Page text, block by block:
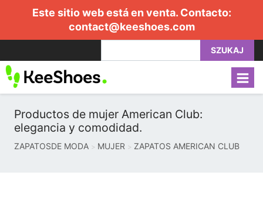
Este sitio web está en venta. Contacto:
contact@keeshoes.com
SZUKAJ
Productos de mujer American Club:
elegancia y comodidad.
ZAPATOSDE MODA MUJER ZAPATOS AMERICAN CLUB